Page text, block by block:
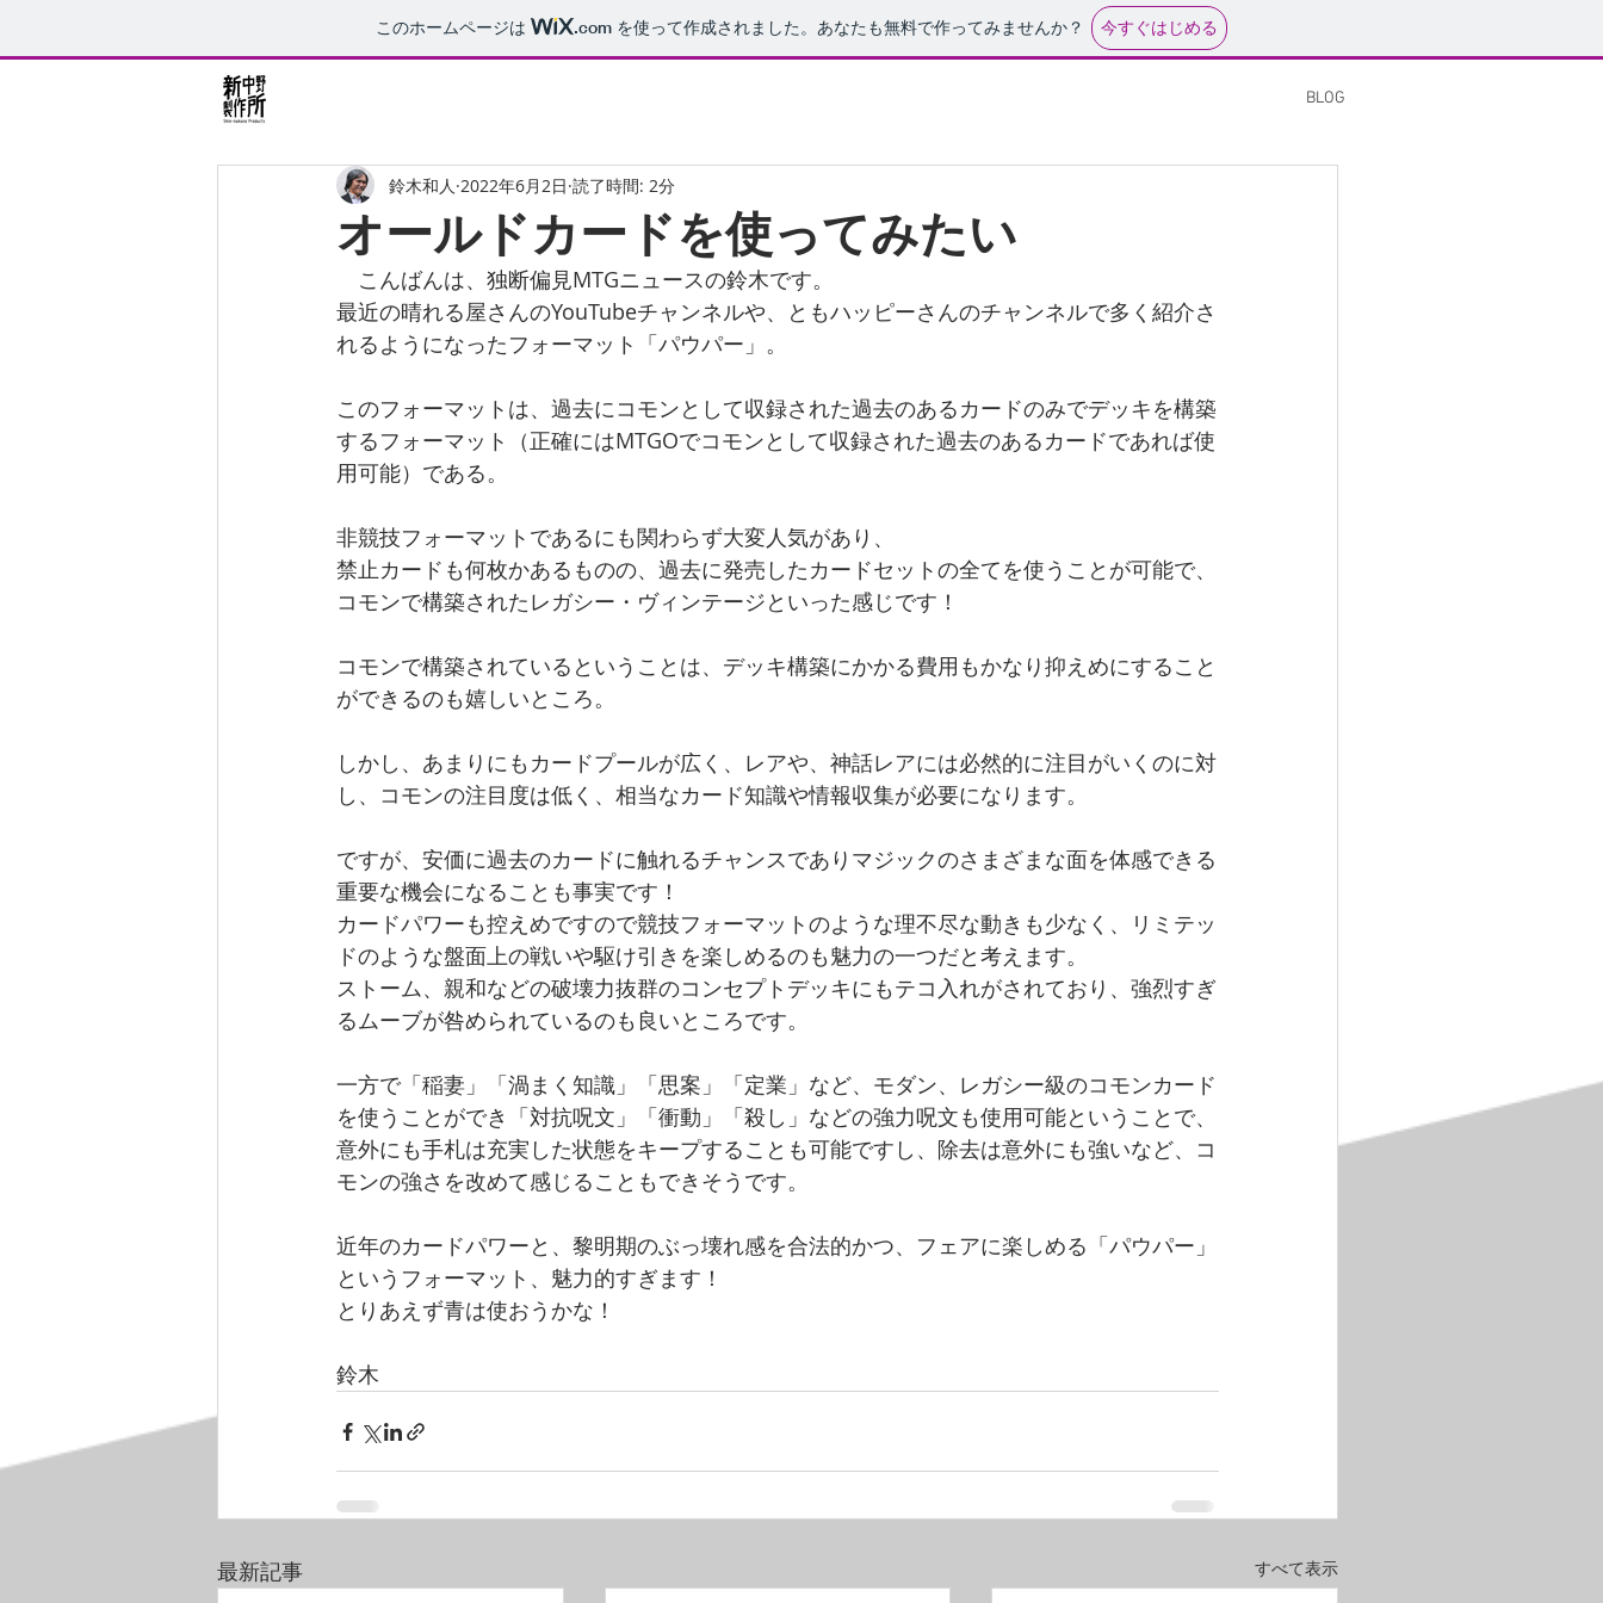
このホームページは .com を使って作成されました。あなたも無料で作ってみませんか？ 今すぐはじめる
BLOG
オールドカードを使ってみたい
鈴木和人 2022年6月2日 読了時間: 2分
こんばんは、独断偏見MTGニュースの鈴木です。
最近の晴れる屋さんのYouTubeチャンネルや、ともハッピーさんのチャンネルで多く紹介さ
れるようになったフォーマット「パウパー」。
このフォーマットは、過去にコモンとして収録された過去のあるカードのみでデッキを構築
するフォーマット（正確にはMTGOでコモンとして収録された過去のあるカードであれば使
用可能）である。
非競技フォーマットであるにも関わらず大変人気があり、
禁止カードも何枚かあるものの、過去に発売したカードセットの全てを使うことが可能で、
コモンで構築されたレガシー・ヴィンテージといった感じです！
コモンで構築されているということは、デッキ構築にかかる費用もかなり抑えめにすること
ができるのも嬉しいところ。
しかし、あまりにもカードプールが広く、レアや、神話レアには必然的に注目がいくのに対
し、コモンの注目度は低く、相当なカード知識や情報収集が必要になります。
ですが、安価に過去のカードに触れるチャンスでありマジックのさまざまな面を体感できる
重要な機会になることも事実です！
カードパワーも控えめですので競技フォーマットのような理不尽な動きも少なく、リミテッ
ドのような盤面上の戦いや駆け引きを楽しめるのも魅力の一つだと考えます。
ストーム、親和などの破壊力抜群のコンセプトデッキにもテコ入れがされており、強烈すぎ
るムーブが咎められているのも良いところです。
一方で「稲妻」「渦まく知識」「思案」「定業」など、モダン、レガシー級のコモンカード
を使うことができ「対抗呪文」「衝動」「殺し」などの強力呪文も使用可能ということで、
意外にも手札は充実した状態をキープすることも可能ですし、除去は意外にも強いなど、コ
モンの強さを改めて感じることもできそうです。
近年のカードパワーと、黎明期のぶっ壊れ感を合法的かつ、フェアに楽しめる「パウパー」
というフォーマット、魅力的すぎます！
とりあえず青は使おうかな！
鈴木
最新記事 すべて表示